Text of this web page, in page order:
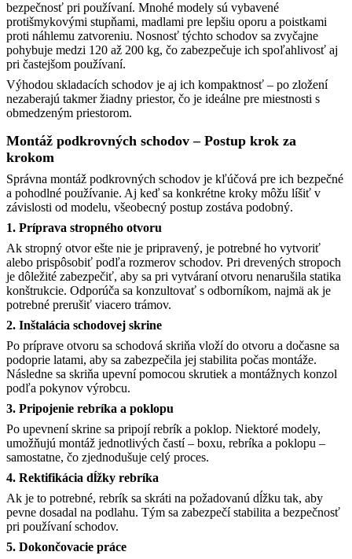
bezpečnosť pri používaní. Mnohé modely sú vybavené
protišmykovými stupňami, madlami pre lepšiu oporu a poistkami
proti náhlemu zatvoreniu. Nosnosť týchto schodov sa zvyčajne
pohybuje medzi 120 až 200 kg, čo zabezpečuje ich spoľahlivosť aj
pri častejšom používaní. ​
Výhodou skladacích schodov je aj ich kompaktnosť – po zložení
nezaberajú takmer žiadny priestor, čo je ideálne pre miestnosti s
obmedzeným priestorom.
Montáž podkrovných schodov – Postup krok za
krokom
Správna montáž podkrovných schodov je kľúčová pre ich bezpečné
a pohodlné používanie. Aj keď sa konkrétne kroky môžu líšiť v
závislosti od modelu, všeobecný postup zostáva podobný.​
1. Príprava stropného otvoru
Ak stropný otvor ešte nie je pripravený, je potrebné ho vytvoriť
alebo prispôsobiť podľa rozmerov schodov. Pri drevených stropoch
je dôležité zabezpečiť, aby sa pri vytváraní otvoru nenarušila statika
konštrukcie. Odporúča sa konzultovať s odborníkom, najmä ak je
potrebné prerušiť viacero trámov.
2. Inštalácia schodovej skrine
Po príprave otvoru sa schodová skriňa vloží do otvoru a dočasne sa
podoprie latami, aby sa zabezpečila jej stabilita počas montáže.
Následne sa skriňa upevní pomocou skrutiek a montážnych konzol
podľa pokynov výrobcu.
3. Pripojenie rebríka a poklopu
Po upevnení skrine sa pripojí rebrík a poklop. Niektoré modely,
umožňujú montáž jednotlivých častí – boxu, rebríka a poklopu –
samostatne, čo zjednodušuje celý proces.
4. Rektifikácia dĺžky rebríka
Ak je to potrebné, rebrík sa skráti na požadovanú dĺžku tak, aby
pevne dosadal na podlahu. Tým sa zabezpečí stabilita a bezpečnosť
pri používaní schodov. ​
5. Dokončovacie práce